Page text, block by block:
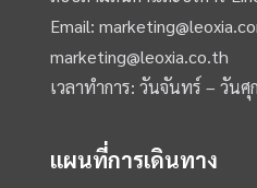
Email:
marketing@leoxia.co.th
เวลาทำการ: วันจันทร์ – วันศุ
แผนที่การเดินทาง